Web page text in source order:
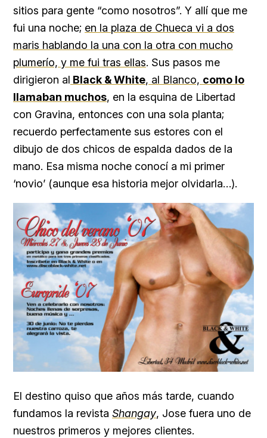
sitios para gente “como nosotros”. Y allí que me
fui una noche; en la plaza de Chueca vi a dos
maris hablando la una con la otra con mucho
plumerío, y me fui tras ellas. Sus pasos me
dirigieron al Black & White, al Blanco, como lo
llamaban muchos, en la esquina de Libertad
con Gravina, entonces con una sola planta;
recuerdo perfectamente sus estores con el
dibujo de dos chicos de espalda dados de la
mano. Esa misma noche conocí a mi primer
‘novio’ (aunque esa historia mejor olvidarla…).
El destino quiso que años más tarde, cuando
fundamos la revista Shangay, Jose fuera uno de
nuestros primeros y mejores clientes.